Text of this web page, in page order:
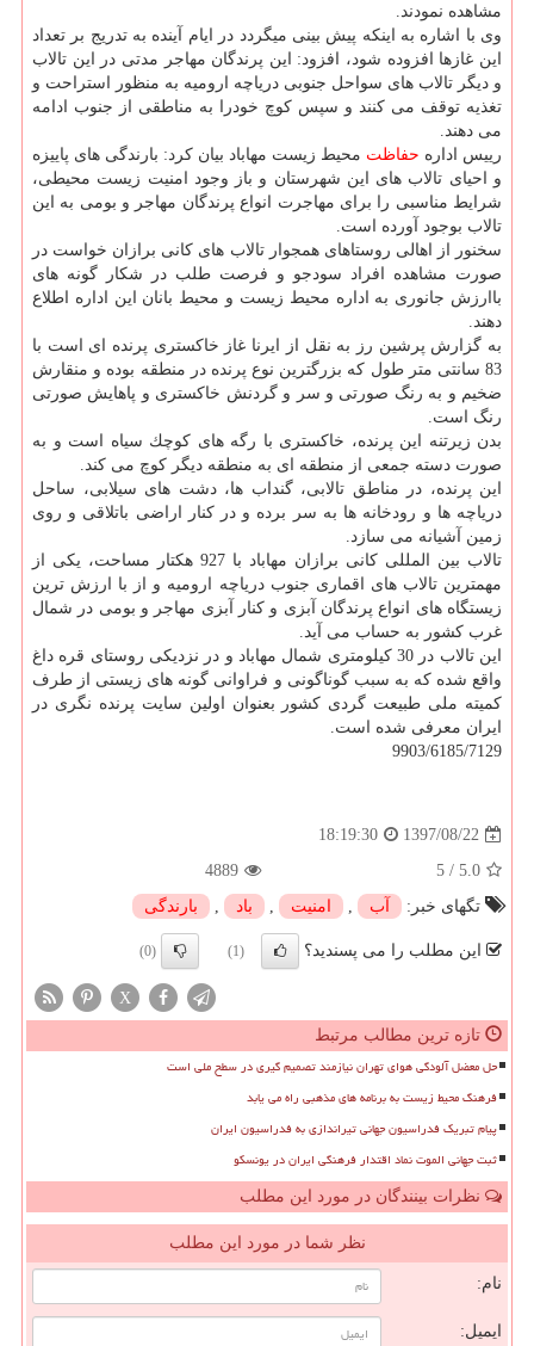
مشاهده نمودند.
وی با اشاره به اینكه پیش بینی میگردد در ایام آینده به تدریج بر تعداد
این غازها افزوده شود، افزود: این پرندگان مهاجر مدتی در این تالاب
و دیگر تالاب های سواحل جنوبی دریاچه ارومیه به منظور استراحت و
تغذیه توقف می كنند و سپس كوچ خودرا به مناطقی از جنوب ادامه
می دهند.
رییس اداره حفاظت محیط زیست مهاباد بیان كرد: بارندگی های پاییزه
و احیای تالاب های این شهرستان و باز وجود امنیت زیست محیطی،
شرایط مناسبی را برای مهاجرت انواع پرندگان مهاجر و بومی به این
تالاب بوجود آورده است.
سخنور از اهالی روستاهای همجوار تالاب های كانی برازان خواست در
صورت مشاهده افراد سودجو و فرصت طلب در شكار گونه های
باارزش جانوری به اداره محیط زیست و محیط بانان این اداره اطلاع
دهند.
به گزارش پرشین رز به نقل از ایرنا غاز خاكستری پرنده ای است با
83 سانتی متر طول كه بزرگترین نوع پرنده در منطقه بوده و منقارش
ضخیم و به رنگ صورتی و سر و گردنش خاكستری و پاهایش صورتی
رنگ است.
بدن زیرتنه این پرنده، خاكستری با رگه های كوچك سیاه است و به
صورت دسته جمعی از منطقه ای به منطقه دیگر كوچ می كند.
این پرنده، در مناطق تالابی، گنداب ها، دشت های سیلابی، ساحل
دریاچه ها و رودخانه ها به سر برده و در كنار اراضی باتلاقی و روی
زمین آشیانه می سازد.
تالاب بین المللی كانی برازان مهاباد با 927 هكتار مساحت، یكی از
مهمترین تالاب های اقماری جنوب دریاچه ارومیه و از با ارزش ترین
زیستگاه های انواع پرندگان آبزی و كنار آبزی مهاجر و بومی در شمال
غرب كشور به حساب می آید.
این تالاب در 30 كیلومتری شمال مهاباد و در نزدیكی روستای قره داغ
واقع شده كه به سبب گوناگونی و فراوانی گونه های زیستی از طرف
كمیته ملی طبیعت گردی كشور بعنوان اولین سایت پرنده نگری در
ایران معرفی شده است.
9903/6185/7129
1397/08/22
18:19:30
5.0
/
5
4889
تگهای خبر:
آب , امنیت , باد , بارندگی
این مطلب را می پسندید؟ (1)
(0)
X
تازه ترین مطالب مرتبط
حل معضل آلودگی هوای تهران نیازمند تصمیم گیری در سطح ملی است
فرهنگ محیط زیست به برنامه های مذهبی راه می یابد
پیام تبریک فدراسیون جهانی تیراندازی به فدراسیون ایران
ثبت جهانی الموت نماد اقتدار فرهنگی ایران در یونسکو
نظرات بینندگان در مورد این مطلب
نظر شما در مورد این مطلب
نام:
ایمیل: